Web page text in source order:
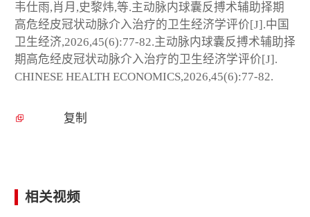
韦仕雨,肖月,史黎炜,等.主动脉内球囊反搏术辅助择期
高危经皮冠状动脉介入治疗的卫生经济学评价[J].中国
卫生经济,2026,45(6):77-82.主动脉内球囊反搏术辅助择
期高危经皮冠状动脉介入治疗的卫生经济学评价[J].
CHINESE HEALTH ECONOMICS,2026,45(6):77-82.
复制
相关视频